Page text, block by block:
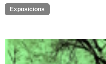
Exposicions